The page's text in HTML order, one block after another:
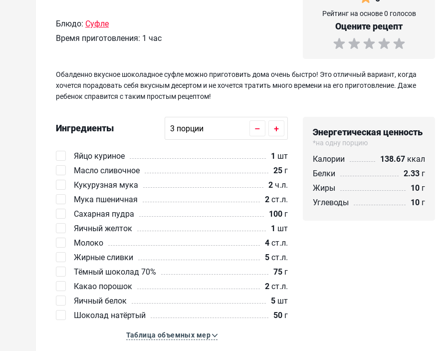
Блюдо: Суфле
Время приготовления: 1 час
Рейтинг на основе 0 голосов
Оцените рецепт
Обалденно вкусное шоколадное суфле можно приготовить дома очень быстро! Это отличный вариант, когда
хочется порадовать себя вкусным десертом и не хочется тратить много времени на его приготовление. Даже
ребенок справится с таким простым рецептом!
Ингредиенты – +
Яйцо куриное 1 шт
Масло сливочное
25 г
Кукурузная мука
2ч.л.
Мука пшеничная
2ст.л.
Сахарная пудра
100 г
Яичный желток
1 шт
Молоко
4ст.л.
Жирные сливки
5ст.л.
Тёмный шоколад 70%
75 г
Какао порошок
2ст.л.
Яичный белок
5 шт
Шоколад натёртый
50 г
Таблица объемных мер
Энергетическая ценность
*на одну порцию
Калории 138.67 ккал
Белки
2.33 г
Жиры
10 г
Углеводы
10 г